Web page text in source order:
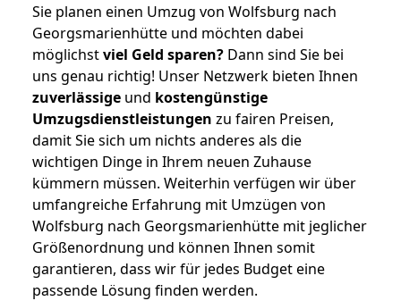
Sie planen einen Umzug von Wolfsburg nach
Georgsmarienhütte und möchten dabei
möglichstviel Geld sparen? Dann sind Sie bei
uns genau richtig! Unser Netzwerk bieten Ihnen
zuverlässige und kostengünstige
Umzugsdienstleistungen zu fairen Preisen,
damit Sie sich um nichts anderes als die
wichtigen Dinge in Ihrem neuen Zuhause
kümmern müssen. Weiterhin verfügen wir über
umfangreiche Erfahrung mit Umzügen von
Wolfsburg nach Georgsmarienhütte mit jeglicher
Größenordnung und können Ihnen somit
garantieren, dass wir für jedes Budget eine
passende Lösung finden werden.